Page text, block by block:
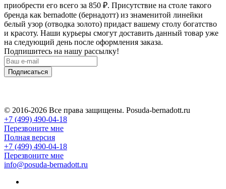
приобрести его всего за 850 ₽. Присутствие на столе такого
бренда как bernadotte (бернадотт) из знаменитой линейки
белый узор (отводка золото) придаст вашему столу богатство
и красоту. Наши курьеры смогут доставить данный товар уже
на следующий день после оформления заказа.
Подпишитесь на нашу рассылку!
Подписаться
© 2016-2026 Все права защищены. Posuda-bernadott.ru
+7 (499) 490-04-18
Перезвоните мне
Полная версия
+7 (499) 490-04-18
Перезвоните мне
info@posuda-bernadott.ru